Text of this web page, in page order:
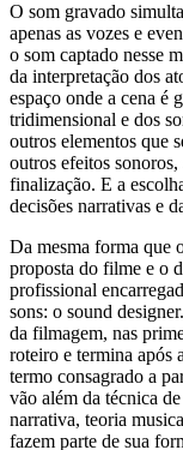
O som gravado
apenas as vozes e
o som captado nesse
da interpretação dos
espaço onde a cena é
tridimensional e dos
outros elementos que
outros efeitos sonoros,
finalização. E a
decisões narrativas e
Da mesma forma que
proposta do filme e o
profissional
sons: o sound
da filmagem, nas
roteiro e termina após
termo consagrado a
vão além da técnica
narrativa, teoria
fazem parte de sua